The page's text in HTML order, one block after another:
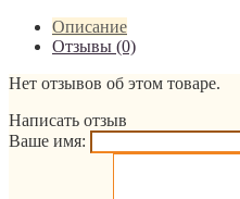
Описание
Отзывы (0)
Нет отзывов об этом товаре.
Написать отзыв
Ваше имя: